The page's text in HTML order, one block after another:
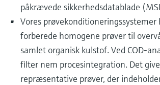
påkrævede sikkerhedsdatablade
Vores
forberede homogene prøver til
samlet organisk kulstof. Ved COD-
filter nem procesintegration. Det
repræsentative prøver, der